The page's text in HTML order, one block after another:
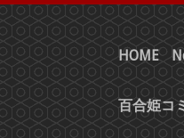
HOME
百合姫コ